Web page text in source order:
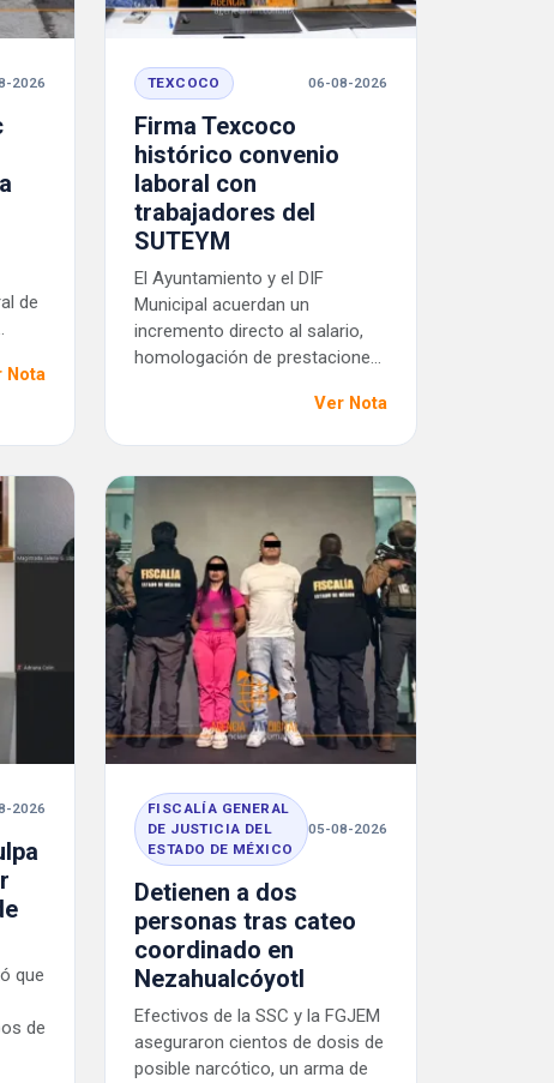
2026
de
Nota
TEXCOCO 06-08-2026
Firma Texcoco
histórico convenio
laboral con
trabajadores del
SUTEYM
El Ayuntamiento y el DIF
Municipal acuerdan un
incremento directo al salario,
homologación de prestacione...
Ver Nota
2026
que
de
FISCALÍA GENERAL
DE JUSTICIA DEL
ESTADO DE MÉXICO
05-08-2026
Detienen a dos
personas tras cateo
coordinado en
Nezahualcóyotl
Efectivos de la SSC y la FGJEM
aseguraron cientos de dosis de
posible narcótico, un arma de